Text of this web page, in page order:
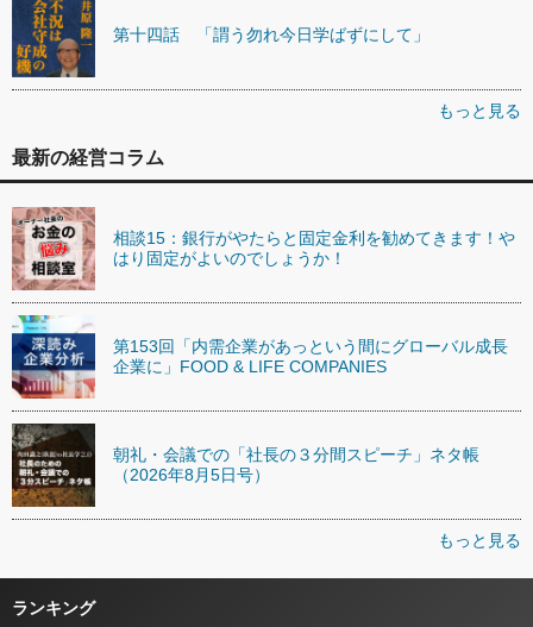
第十四話 「謂う勿れ今日学ばずにして」
もっと見る
最新の経営コラム
相談15：銀行がやたらと固定金利を勧めてきます！や
はり固定がよいのでしょうか！
第153回「内需企業があっという間にグローバル成長
企業に」FOOD & LIFE COMPANIES
朝礼・会議での「社長の３分間スピーチ」ネタ帳
（2026年8月5日号）
もっと見る
ランキング